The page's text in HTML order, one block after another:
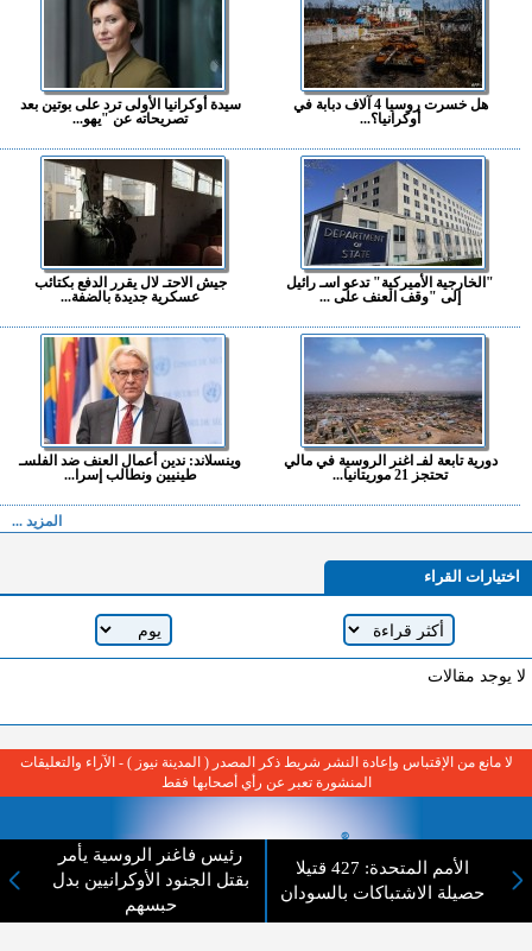
هل خسرت روسيا 4 آلاف دبابة في
أوكرانيا؟...
سيدة أوكرانيا الأولى ترد على بوتين بعد
تصريحاته عن "يهو...
"الخارجية الأميركية" تدعو اسـ رائيل
إلى "وقف العنف على ...
جيش الاحتـ لال يقرر الدفع بكتائب
عسكرية جديدة بالضفة...
دورية تابعة لفـ اغنر الروسية في مالي
تحتجز 21 موريتانيا...
وينسلاند: ندين أعمال العنف ضد الفلسـ
طينيين ونطالب إسرا...
المزيد ...
اختيارات القراء
لا يوجد مقالات
الأمم المتحدة: 427 قتيلا
حصيلة الاشتباكات بالسودان
رئيس فاغنر الروسية يأمر
بقتل الجنود الأوكرانيين بدل
حبسهم
لا مانع من الإقتباس وإعادة النشر شريط ذكر المصدر ( المدينة نيوز ) - الآراء والتعليقات
المنشورة تعبر عن رأي أصحابها فقط